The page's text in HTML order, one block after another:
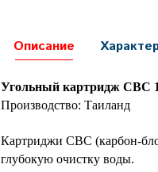
Описание
Угольный картридж CBC
Производство: Таиланд
Картриджи CBC (карбон-
глубокую очистку воды.